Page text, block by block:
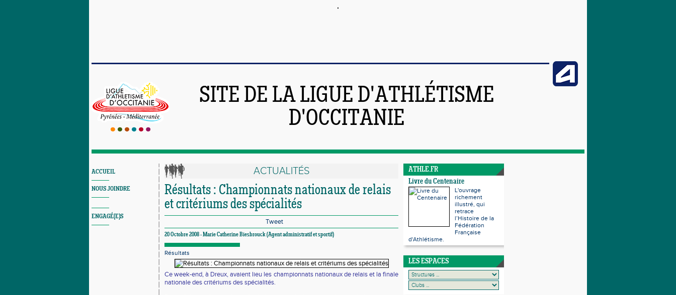
SITE DE LA LIGUE D'ATHLÉTISME
D'OCCITANIE
ACCUEIL
NOUS JOINDRE
ENGAGÉ(E)S
ACTUALITÉS
Résultats : Championnats nationaux de relais
et critériums des spécialités
Tweet
20 Octobre 2008 - Marie Catherine Biesbrouck (Agent administratif et sportif)
Résultats
Ce week-end, à Dreux, avaient lieu les championnats nationaux de relais et la finale
nationale des critériums des spécialités.
ATHLE.FR
Livre du Centenaire
L'ouvrage
richement
illustré, qui
retrace
l’Histoire de la
Fédération
Française
d'Athlétisme.
LES ESPACES